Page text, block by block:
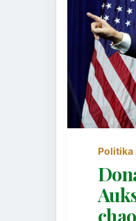
Politika